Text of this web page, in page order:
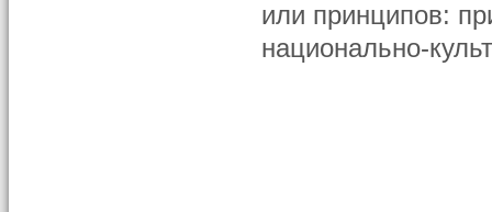
или принципов:
национально-